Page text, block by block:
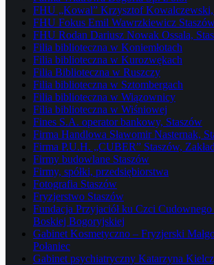
FHU „Kowal” Krzysztof Kowalczewski,
FHU Fokus Emil Wawrzkiewicz
FHU Rodan Dariusz Nowak Ossala,
Filia biblioteczna w Koniemłotach
Filia biblioteczna w Kurozwękach
Filia Biblioteczna w Ruszczy
Filia biblioteczna w Sztombergach
Filia biblioteczna w Wiązownicy
Filia biblioteczna w Wiśniowej
Fines S.A. operator bankowy, Staszów
Firma Handlowa Sławomir Nasternak,
Firma P.U.H. „CUBER” Staszów,
Firmy budowlane Staszów
Firmy, spółki, przedsiębiorstwa
Fotografia Staszów
Fryzjerstwo Staszów
Fundacja Przyjaciół ku Czci
Boskiej Bogoryjskiej
Gabinet Kosmetyczno – Fryzjerski
Połaniec
Gabinet psychiatryczny Katarzyna